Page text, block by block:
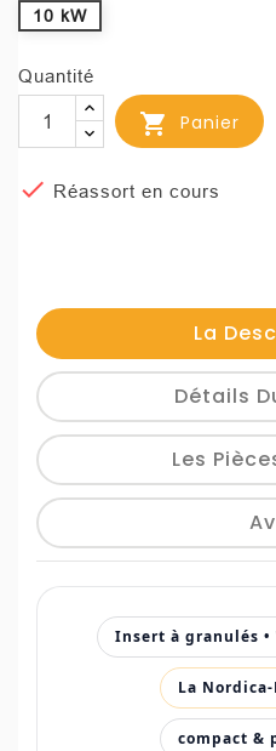
10 kW
Quantité
 Panier
 Réassort en cours
La
Détails
Les
Insert à granulés
La
compact &